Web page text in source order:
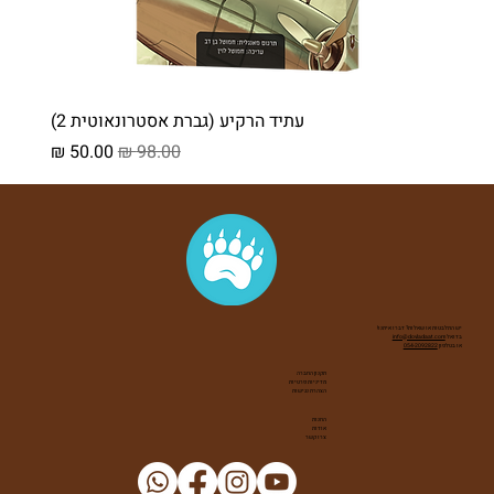
עתיד הרקיע (גברת אסטרונאוטית 2)
מחיר רגיל‏98.00 ‏₪ מחיר מבצע‏50.00 ‏₪
החנות
אודות
צרו קשר
תקנון החברה
מדיניות פרטיות
הצהרת נגישות
יש התלבטות או שאלות? דברו איתנו!
בדואלinfo@dovladaat.com
או בטלפון054-2092822